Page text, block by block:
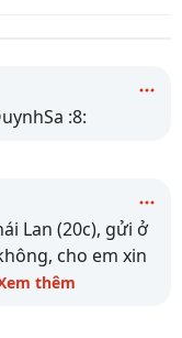
:8:
Lan (20c), gửi ở
cho em xin
thêm